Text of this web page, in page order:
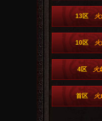
13区
10区
4区 火
首区 火